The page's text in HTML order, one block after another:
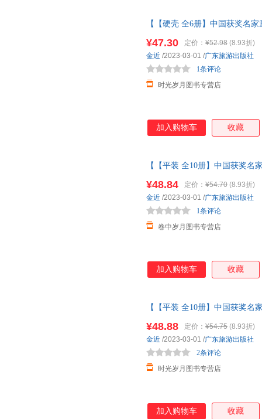
【【硬壳 全6册】中国获奖名
家童话绘本
¥47.30 定价： ¥52.98 (8.93折)
时光岁月图书专营店
1条评论
金近 /2023-03-01 /广东旅游出版社
加入购物车 收藏
【【平装 全10册】中国获奖名
¥48.84 定价： ¥54.70 (8.93折)
卷中岁月图书专营店
1条评论
金近 /2023-03-01 /广东旅游出版社
加入购物车 收藏
【【平装 全10册】中国获奖名
绘本
¥48.88 定价： ¥54.75 (8.93折)
时光岁月图书专营店
2条评论
金近 /2023-03-01 /广东旅游出版社
加入购物车 收藏